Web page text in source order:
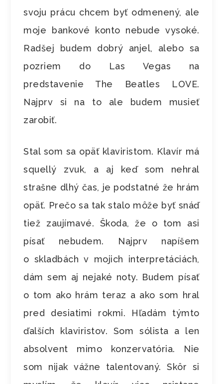
svoju prácu chcem byť odmenený, ale
moje bankové konto nebude vysoké.
Radšej budem dobrý anjel, alebo sa
pozriem do Las Vegas na
predstavenie The Beatles LOVE.
Najprv si na to ale budem musieť
zarobiť.
Stal som sa opäť klaviristom. Klavír má
squellý zvuk, a aj keď som nehral
strašne dlhý čas, je podstatné že hrám
opäť. Prečo sa tak stalo môže byť snáď
tiež zaujímavé. Škoda, že o tom asi
písať nebudem. Najprv napíšem
o skladbách v mojich interpretáciách,
dám sem aj nejaké noty. Budem písať
o tom ako hrám teraz a ako som hral
pred desiatimi rokmi. Hľadám týmto
ďalších klaviristov. Som sólista a len
absolvent mimo konzervatória. Nie
som nijak vážne talentovaný. Skôr si